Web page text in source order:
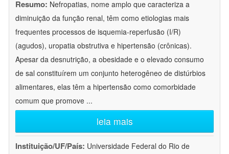
Resumo: Nefropatias, nome amplo que caracteriza a
diminuição da função renal, têm como etiologias mais
frequentes processos de isquemia-reperfusão (I/R)
(agudos), uropatia obstrutiva e hipertensão (crônicas).
Apesar da desnutrição, a obesidade e o elevado consumo
de sal constituírem um conjunto heterogêneo de distúrbios
alimentares, elas têm a hipertensão como comorbidade
comum que promove ...
leia mais
Instituição/UF/País: Universidade Federal do Rio de